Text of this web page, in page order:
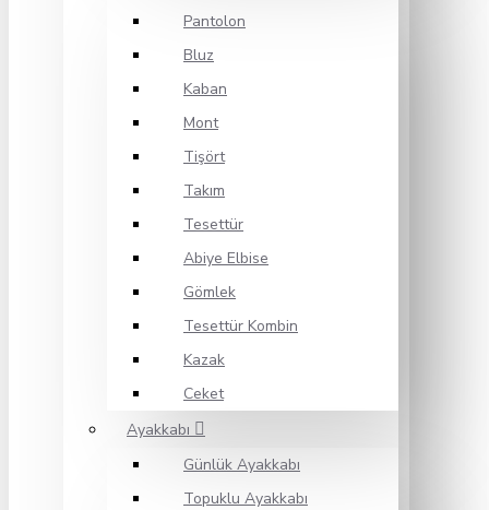
Pantolon
Bluz
Kaban
Mont
Tişört
Takım
Tesettür
Abiye Elbise
Gömlek
Tesettür Kombin
Kazak
Ceket
Ayakkabı
Günlük Ayakkabı
Topuklu Ayakkabı